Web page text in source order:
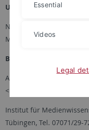
Umfang:
Nach Absprache 20 Std.
Monaten
Bewerbungen bitte per E-
Anja Lambrecht, <span
Institut für
Tübingen, Tel. 07071/29-
Essential
Videos
Legal